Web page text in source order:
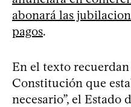
abonará las
pagos.
En el texto
Constitución que
necesario”, el